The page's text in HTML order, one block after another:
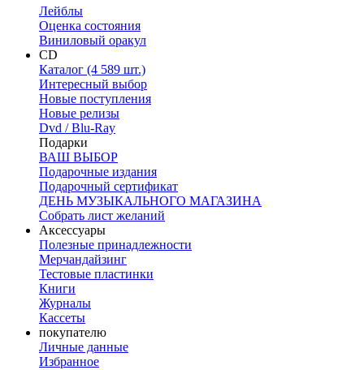
Лейблы
Оценка состояния
Виниловый оракул
CD
Каталог (4 589 шт.)
Интересный выбор
Новые поступления
Новые релизы
Dvd / Blu-Ray
Подарки
ВАШ ВЫБОР
Подарочные издания
Подарочный сертификат
ДЕНЬ МУЗЫКАЛЬНОГО МАГАЗИНА
Собрать лист желаний
Аксессуары
Полезные принадлежности
Мерчандайзинг
Тестовые пластинки
Книги
Журналы
Кассеты
покупателю
Личные данные
Избранное